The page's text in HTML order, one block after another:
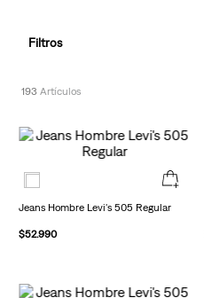
Filtros
193
Jeans Hombre Levi's 505 Regular
$52.990